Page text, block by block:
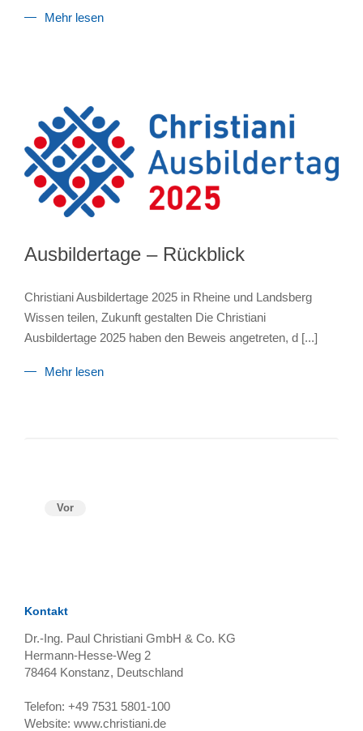
Mehr lesen
Ausbildertage – Rückblick
Christiani Ausbildertage 2025 in Rheine und Landsberg
Wissen teilen, Zukunft gestalten Die Christiani
Ausbildertage 2025 haben den Beweis angetreten, d [...]
Mehr lesen
Vor
Kontakt
Dr.-Ing. Paul Christiani GmbH & Co. KG
Hermann-Hesse-Weg 2
78464 Konstanz, Deutschland
Telefon: +49 7531 5801-100
Website: www.christiani.de